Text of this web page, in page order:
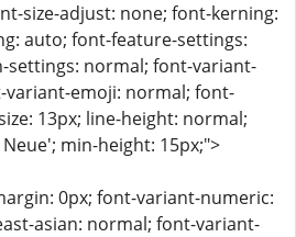
size-adjust: none; font-kerning:
auto; font-feature-settings:
normal; font-variant-
emoji: normal; font-
13px; line-height: normal;
min-height: 15px;">
0px; font-variant-numeric:
asian: normal; font-variant-